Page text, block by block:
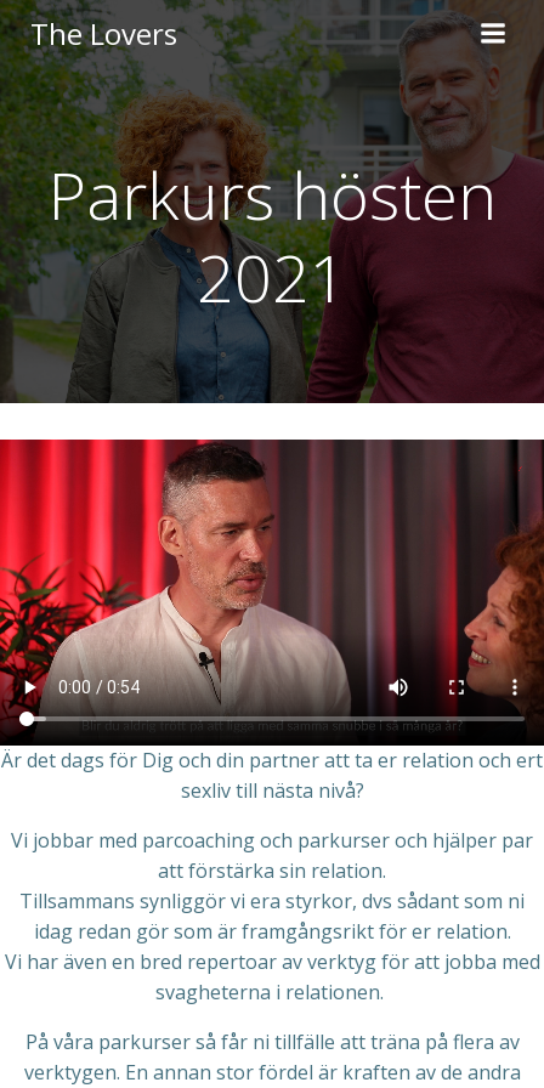
Skip
to
content
The Lovers
Parkurs hösten
2021
Är det dags för Dig och din partner att ta er relation och ert
sexliv till nästa nivå?
Vi jobbar med parcoaching och parkurser och hjälper par
att förstärka sin relation.
Tillsammans synliggör vi era styrkor, dvs sådant som ni
idag redan gör som är framgångsrikt för er relation.
Vi har även en bred repertoar av verktyg för att jobba med
svagheterna i relationen.
På våra parkurser så får ni tillfälle att träna på flera av
verktygen. En annan stor fördel är kraften av de andra